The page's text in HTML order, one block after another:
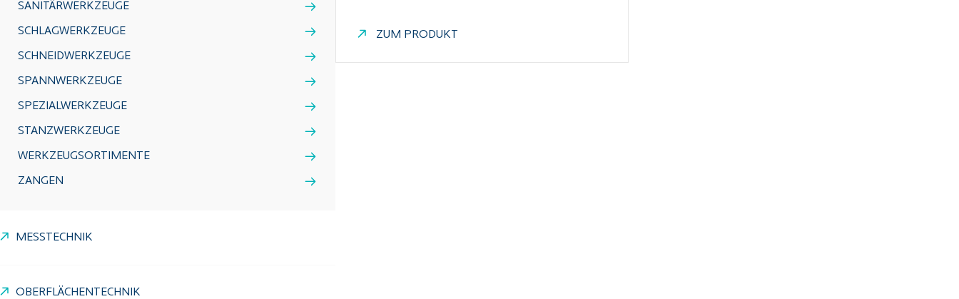
SANITÄRWERKZEUGE
SCHLAGWERKZEUGE
SCHNEIDWERKZEUGE
SPANNWERKZEUGE
SPEZIALWERKZEUGE
STANZWERKZEUGE
WERKZEUGSORTIMENTE
ZANGEN
MESSTECHNIK
OBERFLÄCHENTECHNIK
ZUM PRODUKT